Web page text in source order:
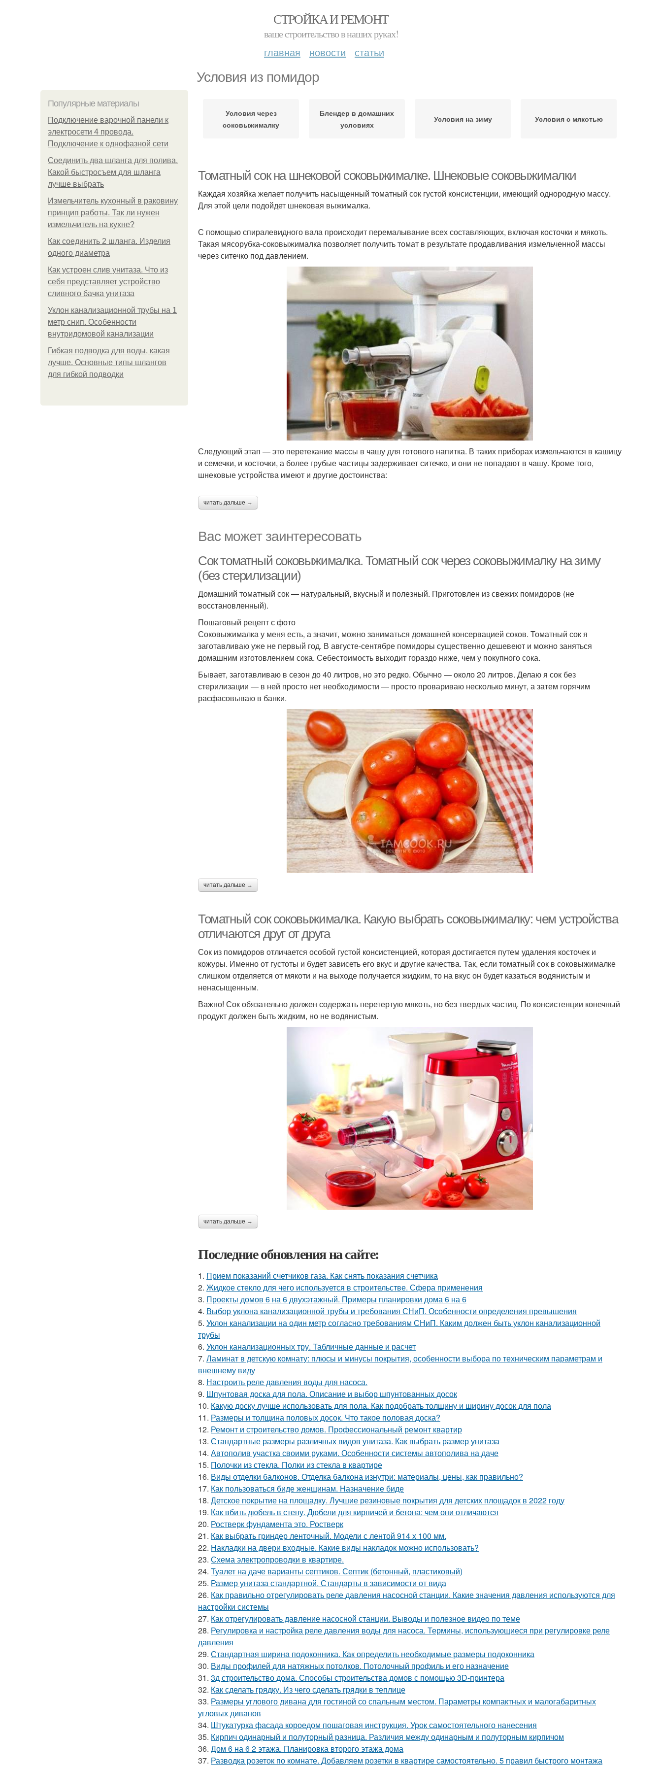
СТРОЙКА И РЕМОНТ
ваше строительство в наших руках!
главная новости статьи
Условия из помидор
Популярные материалы
Подключение варочной панели к
электросети 4 провода.
Подключение к однофазной сети
Соединить два шланга для полива.
Какой быстросъем для шланга
лучше выбрать
Измельчитель кухонный в раковину
принцип работы. Так ли нужен
измельчитель на кухне?
Как соединить 2 шланга. Изделия
одного диаметра
Как устроен слив унитаза. Что из
себя представляет устройство
сливного бачка унитаза
Уклон канализационной трубы на 1
метр снип. Особенности
внутридомовой канализации
Гибкая подводка для воды, какая
лучше. Основные типы шлангов
для гибкой подводки
Условия через
соковыжималку
Блендер в домашних
условиях
Условия на зиму Условия с мякотью
Томатный сок на шнековой соковыжималке. Шнековые соковыжималки
Каждая хозяйка желает получить насыщенный томатный сок густой консистенции, имеющий однородную массу.
Для этой цели подойдет шнековая выжималка.
С помощью спиралевидного вала происходит перемалывание всех составляющих, включая косточки и мякоть.
Такая мясорубка-соковыжималка позволяет получить томат в результате продавливания измельченной массы
через ситечко под давлением.
Следующий этап — это перетекание массы в чашу для готового напитка. В таких приборах измельчаются в кашицу
и семечки, и косточки, а более грубые частицы задерживает ситечко, и они не попадают в чашу. Кроме того,
шнековые устройства имеют и другие достоинства:
читать дальше →
Вас может заинтересовать
Сок томатный соковыжималка. Томатный сок через соковыжималку на зиму
(без стерилизации)
Домашний томатный сок — натуральный, вкусный и полезный. Приготовлен из свежих помидоров (не
восстановленный).
Пошаговый рецепт с фото
Соковыжималка у меня есть, а значит, можно заниматься домашней консервацией соков. Томатный сок я
заготавливаю уже не первый год. В августе-сентябре помидоры существенно дешевеют и можно заняться
домашним изготовлением сока. Себестоимость выходит гораздо ниже, чем у покупного сока.
Бывает, заготавливаю в сезон до 40 литров, но это редко. Обычно — около 20 литров. Делаю я сок без
стерилизации — в ней просто нет необходимости — просто провариваю несколько минут, а затем горячим
расфасовываю в банки.
читать дальше →
Томатный сок соковыжималка. Какую выбрать соковыжималку: чем устройства
отличаются друг от друга
Сок из помидоров отличается особой густой консистенцией, которая достигается путем удаления косточек и
кожуры. Именно от густоты и будет зависеть его вкус и другие качества. Так, если томатный сок в соковыжималке
слишком отделяется от мякоти и на выходе получается жидким, то на вкус он будет казаться водянистым и
ненасыщенным.
Важно! Сок обязательно должен содержать перетертую мякоть, но без твердых частиц. По консистенции конечный
продукт должен быть жидким, но не водянистым.
читать дальше →
Последние обновления на сайте:
1. Прием показаний счетчиков газа. Как снять показания счетчика
2. Жидкое стекло для чего используется в строительстве. Сфера применения
3. Проекты домов 6 на 6 двухэтажный. Примеры планировки дома 6 на 6
4. Выбор уклона канализационной трубы и требования СНиП. Особенности определения превышения
5. Уклон канализации на один метр согласно требованиям СНиП. Каким должен быть уклон канализационной
трубы
6. Уклон канализационных тру. Табличные данные и расчет
7. Ламинат в детскую комнату: плюсы и минусы покрытия, особенности выбора по техническим параметрам и
внешнему виду
8. Настроить реле давления воды для насоса.
9. Шпунтовая доска для пола. Описание и выбор шпунтованных досок
10. Какую доску лучше использовать для пола. Как подобрать толщину и ширину досок для пола
11. Размеры и толщина половых досок. Что такое половая доска?
12. Ремонт и строительство домов. Профессиональный ремонт квартир
13. Стандартные размеры различных видов унитаза. Как выбрать размер унитаза
14. Автополив участка своими руками. Особенности системы автополива на даче
15. Полочки из стекла. Полки из стекла в квартире
16. Виды отделки балконов. Отделка балкона изнутри: материалы, цены, как правильно?
17. Как пользоваться биде женщинам. Назначение биде
18. Детское покрытие на площадку. Лучшие резиновые покрытия для детских площадок в 2022 году
19. Как вбить дюбель в стену. Дюбели для кирпичей и бетона: чем они отличаются
20. Ростверк фундамента это. Ростверк
21. Как выбрать гриндер ленточный. Модели с лентой 914 х 100 мм.
22. Накладки на двери входные. Какие виды накладок можно использовать?
23. Схема электропроводки в квартире.
24. Туалет на даче варианты септиков. Септик (бетонный, пластиковый)
25. Размер унитаза стандартной. Стандарты в зависимости от вида
26. Как правильно отрегулировать реле давления насосной станции. Какие значения давления используются для
настройки системы
27. Как отрегулировать давление насосной станции. Выводы и полезное видео по теме
28. Регулировка и настройка реле давления воды для насоса. Термины, использующиеся при регулировке реле
давления
29. Стандартная ширина подоконника. Как определить необходимые размеры подоконника
30. Виды профилей для натяжных потолков. Потолочный профиль и его назначение
31. 3д строительство дома. Способы строительства домов с помощью 3D-принтера
32. Как сделать грядку. Из чего сделать грядки в теплице
33. Размеры углового дивана для гостиной со спальным местом. Параметры компактных и малогабаритных
угловых диванов
34. Штукатурка фасада короедом пошаговая инструкция. Урок самостоятельного нанесения
35. Кирпич одинарный и полуторный разница. Различия между одинарным и полуторным кирпичом
36. Дом 6 на 6 2 этажа. Планировка второго этажа дома
37. Разводка розеток по комнате. Добавляем розетки в квартире самостоятельно. 5 правил быстрого монтажа